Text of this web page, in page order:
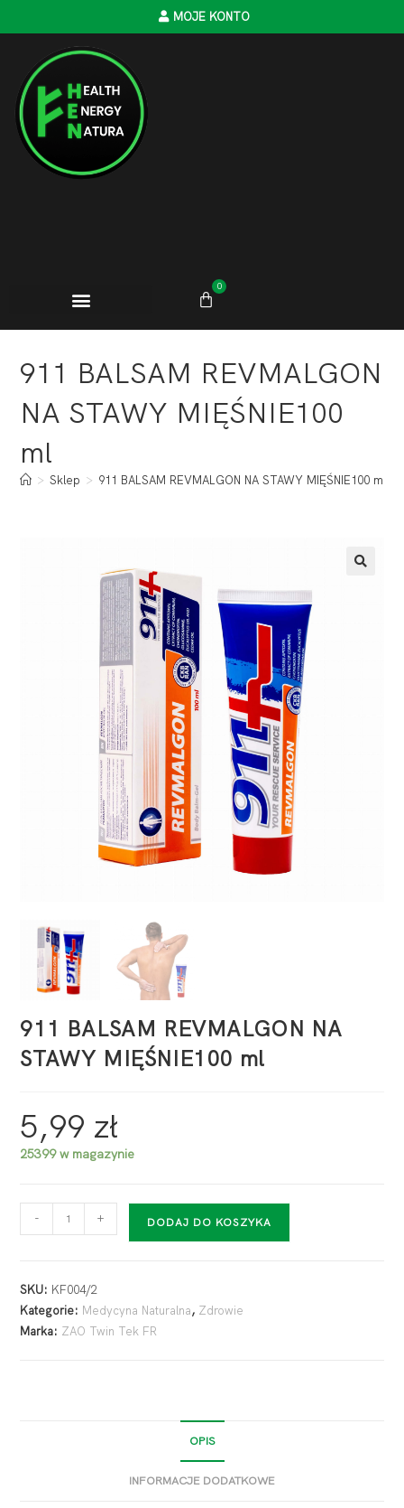
MOJE KONTO
0
911 BALSAM REVMALGON
NA STAWY MIĘŚNIE100
ml
> Sklep > 911 BALSAM REVMALGON NA STAWY MIĘŚNIE100 ml
911 BALSAM REVMALGON NA
STAWY MIĘŚNIE100 ml
5,99 zł
25399 w magazynie
- + DODAJ DO KOSZYKA
SKU: KF004/2
Kategorie: Medycyna Naturalna, Zdrowie
Marka: ZAO Twin Tek FR
OPIS
INFORMACJE DODATKOWE